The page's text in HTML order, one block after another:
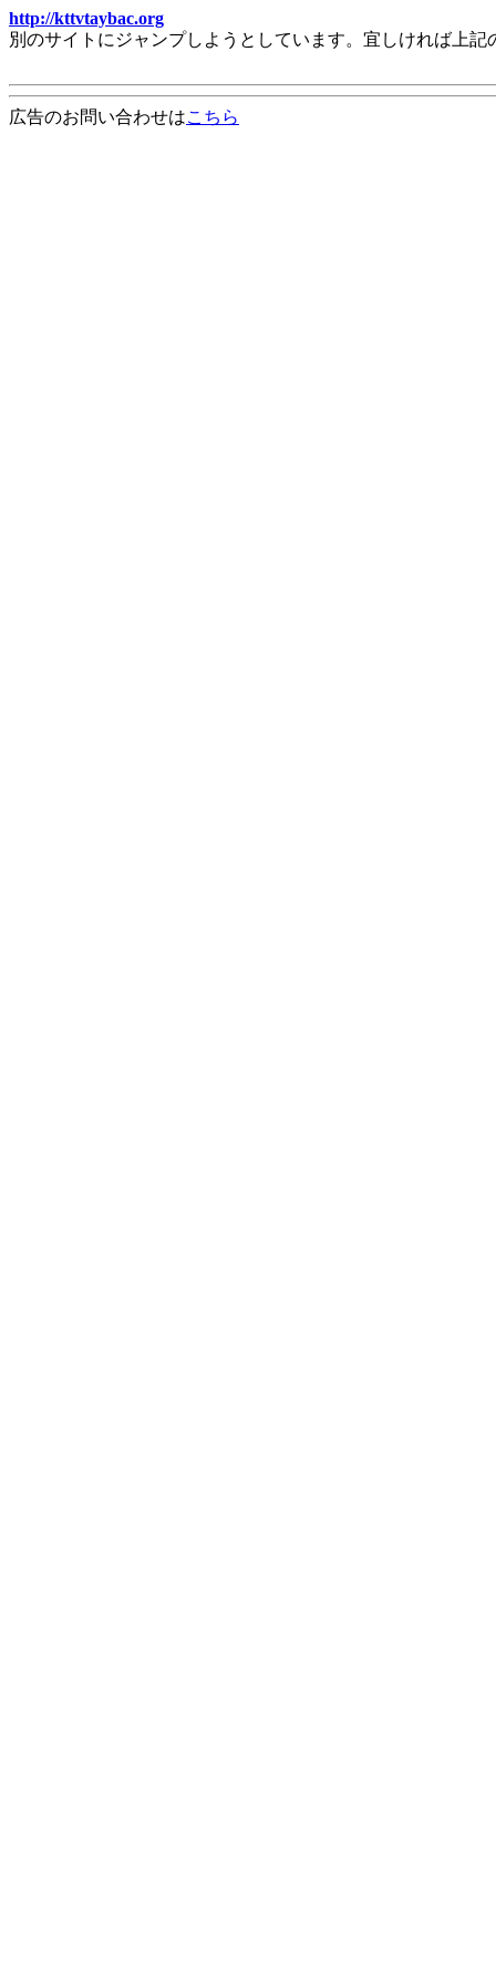
http://kttvtaybac.org
別のサイトにジャンプしようとしています。宜しければ上
広告のお問い合わせはこちら